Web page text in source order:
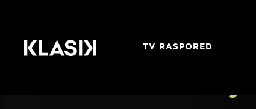
TV RASPORED